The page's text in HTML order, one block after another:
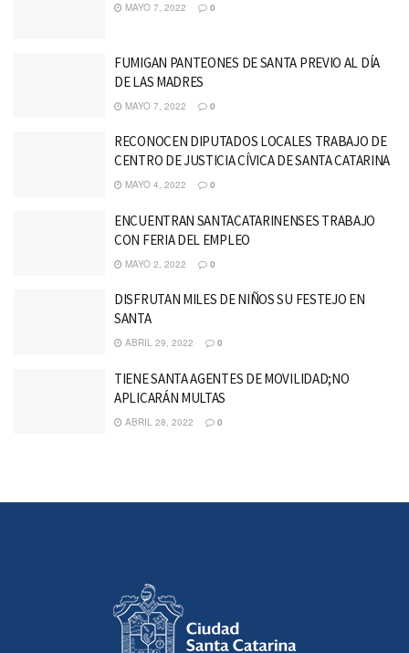
MAYO 7, 2022 0
FUMIGAN PANTEONES DE SANTA PREVIO AL DÍA
DE LAS MADRES
MAYO 7, 2022 0
RECONOCEN DIPUTADOS LOCALES TRABAJO DE
CENTRO DE JUSTICIA CÍVICA DE SANTA CATARINA
MAYO 4, 2022 0
ENCUENTRAN SANTACATARINENSES TRABAJO
CON FERIA DEL EMPLEO
MAYO 2, 2022 0
DISFRUTAN MILES DE NIÑOS SU FESTEJO EN
SANTA
ABRIL 29, 2022 0
TIENE SANTA AGENTES DE MOVILIDAD;NO
APLICARÁN MULTAS
ABRIL 28, 2022 0